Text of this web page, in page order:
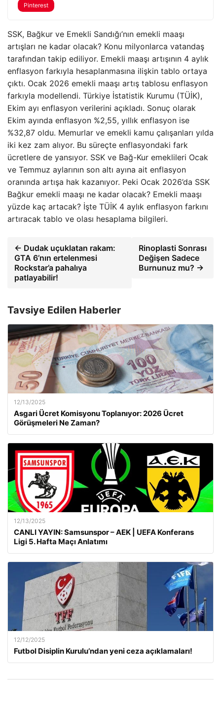
Pinterest
SSK, Bağkur ve Emekli Sandığı’nın emekli maaşı
artışları ne kadar olacak? Konu milyonlarca vatandaş
tarafından takip ediliyor. Emekli maaşı artışının 4 aylık
enflasyon farkıyla hesaplanmasına ilişkin tablo ortaya
çıktı. Ocak 2026 emekli maaşı artış tablosu enflasyon
farkıyla modellendi. Türkiye İstatistik Kurumu (TÜİK),
Ekim ayı enflasyon verilerini açıkladı. Sonuç olarak
Ekim ayında enflasyon %2,55, yıllık enflasyon ise
%32,87 oldu. Memurlar ve emekli kamu çalışanları yılda
iki kez zam alıyor. Bu süreçte enflasyondaki fark
ücretlere de yansıyor. SSK ve Bağ-Kur emeklileri Ocak
ve Temmuz aylarının son altı ayına ait enflasyon
oranında artışa hak kazanıyor. Peki Ocak 2026’da SSK
Bağkur emekli maaşı ne kadar olacak? Emekli maaşı
yüzde kaç artacak? İşte TÜİK 4 aylık enflasyon farkını
artıracak tablo ve olası hesaplama bilgileri.
← Dudak uçuklatan rakam:
GTA 6’nın ertelenmesi
Rockstar’a pahalıya
patlayabilir!
Rinoplasti Sonrası
Değişen Sadece
Burnunuz mu? →
Tavsiye Edilen Haberler
12/13/2025
Asgari Ücret Komisyonu Toplanıyor: 2026 Ücret
Görüşmeleri Ne Zaman?
12/13/2025
CANLI YAYIN: Samsunspor – AEK | UEFA Konferans
Ligi 5. Hafta Maçı Anlatımı
12/12/2025
Futbol Disiplin Kurulu’ndan yeni ceza açıklamaları!